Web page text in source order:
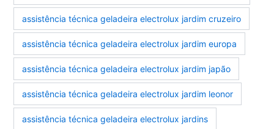
assistência técnica geladeira electrolux jardim cruzeiro
assistência técnica geladeira electrolux jardim europa
assistência técnica geladeira electrolux jardim japão
assistência técnica geladeira electrolux jardim leonor
assistência técnica geladeira electrolux jardins